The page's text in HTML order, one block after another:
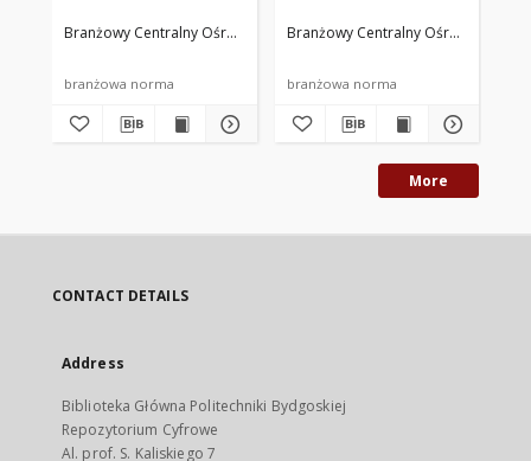
Branżowy Centralny Ośrodek Normalizacyjny. Oprac.
branżowa norma
Branżowy Centralny Ośrodek
branżowa norma
More
CONTACT DETAILS
Address
Biblioteka Główna Politechniki Bydgoskiej
Repozytorium Cyfrowe
Al. prof. S. Kaliskiego 7